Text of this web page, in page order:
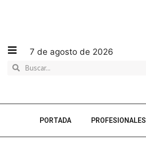
7 de agosto de 2026
PORTADA PROFESIONALES